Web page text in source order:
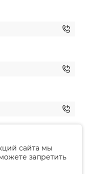
сайта мы
запретить